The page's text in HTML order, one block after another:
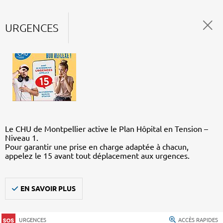
URGENCES
Le CHU de Montpellier active le Plan Hôpital en Tension –
Niveau 1.
Pour garantir une prise en charge adaptée à chacun,
appelez le 15 avant tout déplacement aux urgences.
EN SAVOIR PLUS
URGENCES ACCÈS RAPIDES